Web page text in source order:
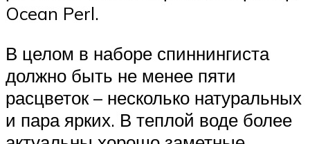
Ocean Perl.
В целом в наборе спиннингиста
должно быть не менее пяти
расцветок – несколько натуральных
и пара ярких. В теплой воде более